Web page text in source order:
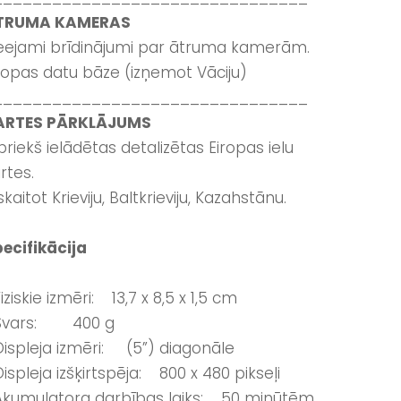
KAMERAS
brīdinājumi par ātruma kamerām.
datu bāze (izņemot Vāciju)
PĀRKLĀJUMS
ielādētas detalizētas Eiropas ielu
Krieviju, Baltkrieviju, Kazahstānu.
izmēri: 13,7 x 8,5 x 1,5 cm
400 g
izmēri: (5”) diagonāle
izšķirtspēja: 800 x 480 pikseļi